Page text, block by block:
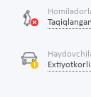
Taqiqlangan